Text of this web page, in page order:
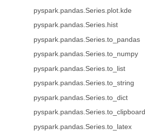
pyspark.pandas.Series.plot.kde
pyspark.pandas.Series.hist
pyspark.pandas.Series.to_pandas
pyspark.pandas.Series.to_numpy
pyspark.pandas.Series.to_list
pyspark.pandas.Series.to_string
pyspark.pandas.Series.to_dict
pyspark.pandas.Series.to_clipboard
pyspark.pandas.Series.to_latex